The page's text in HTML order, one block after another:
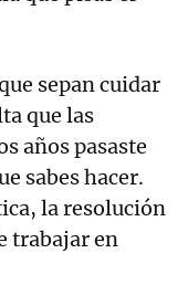
sepan cuidar
que las
años pasaste
sabes hacer.
la resolución
trabajar en